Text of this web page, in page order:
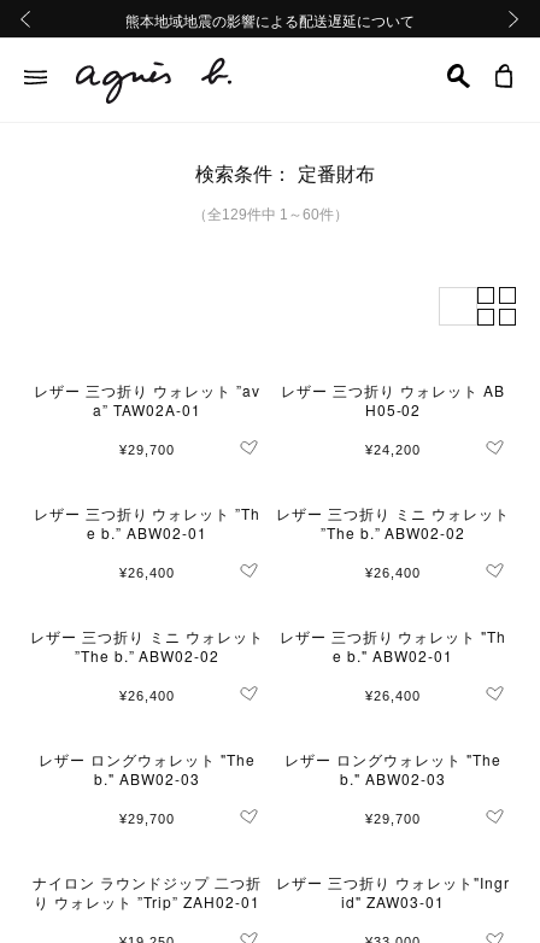
熊本地域地震の影響による配送遅延について
Summer Sale 2buy10%OFF!!
熊本地域地震の影響による配送遅延について
Summer Sale 2buy10%OFF!!
検索条件： 定番財布
（全129件中 1～60件）
レザー 三つ折り ウォレット ”av
a” TAW02A-01
¥29,700
レザー 三つ折り ウォレット AB
H05-02
¥24,200
レザー 三つ折り ウォレット ”Th
e b.” ABW02-01
¥26,400
レザー 三つ折り ミニ ウォレット
”The b.” ABW02-02
¥26,400
レザー 三つ折り ミニ ウォレット
”The b.” ABW02-02
¥26,400
レザー 三つ折り ウォレット "Th
e b." ABW02-01
¥26,400
レザー ロングウォレット "The
b." ABW02-03
¥29,700
レザー ロングウォレット "The
b." ABW02-03
¥29,700
ナイロン ラウンドジップ 二つ折
り ウォレット ”Trip” ZAH02-01
レザー 三つ折り ウォレット"Ingr
id" ZAW03-01